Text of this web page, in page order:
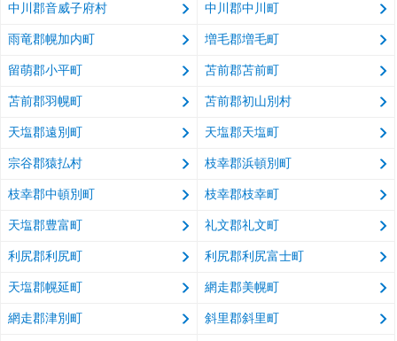
中川郡音威子府村 中川郡中川町
雨竜郡幌加内町 増毛郡増毛町
留萌郡小平町 苫前郡苫前町
苫前郡羽幌町 苫前郡初山別村
天塩郡遠別町 天塩郡天塩町
宗谷郡猿払村 枝幸郡浜頓別町
枝幸郡中頓別町 枝幸郡枝幸町
天塩郡豊富町 礼文郡礼文町
利尻郡利尻町 利尻郡利尻富士町
天塩郡幌延町 網走郡美幌町
網走郡津別町 斜里郡斜里町